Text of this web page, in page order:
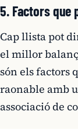
5. Factors que
Cap llista pot
el millor
són els factors
raonable amb
associació de